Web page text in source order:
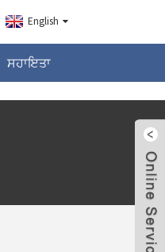
English
ਸਹਾਇਤਾ